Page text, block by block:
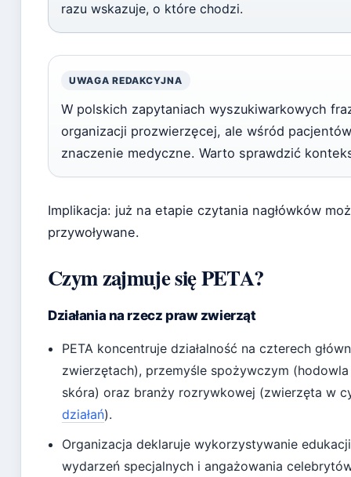
razu wskazuje, o które chodzi.
UWAGA REDAKCYJNA
W polskich zapytaniach wyszukiwarkowych
organizacji prozwierzęcej, ale wśród
znaczenie medyczne. Warto sprawdzić
Implikacja: już na etapie czytania nagłówków
przywoływane.
Czym zajmuje się PETA?
Działania na rzecz praw zwierząt
PETA koncentruje działalność na czterech
zwierzętach), przemyśle spożywczym
skóra) oraz branży rozrywkowej (zwierzęta w
działań).
Organizacja deklaruje wykorzystywanie
wydarzeń specjalnych i angażowania